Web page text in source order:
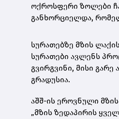
ოქროსფერი ზოლები
განხორციელდა,
სურათებზე მზის
სურათები ავლენს
გვირგვინი, მისი
გრადუსია.
აშშ-ის ეროვნული
„მზის ზედაპირის